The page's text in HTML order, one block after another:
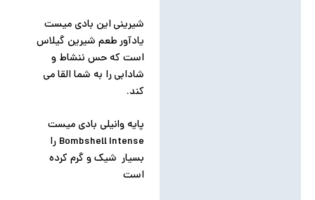
شیرینی این بادی میست
یادآور طعم شیرین گیلاس
است که حس ننشاط و
شادابی را به شما القا می
کند.
پایه وانیلی بادی میست
Bombshell Intense را
بسیار شیک و گرم کرده
است